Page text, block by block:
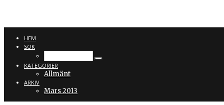
HEM
SÖK
KATEGORIER
Allmänt
ARKIV
Mars 2013